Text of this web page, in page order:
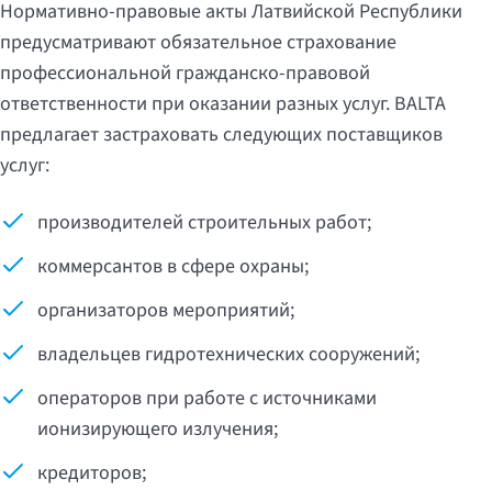
Нормативно-правовые акты Латвийской Республики
предусматривают обязательное страхование
профессиональной гражданско-правовой
ответственности при оказании разных услуг. BALTA
предлагает застраховать следующих поставщиков
услуг:
производителей строительных работ;
коммерсантов в сфере охраны;
организаторов мероприятий;
владельцев гидротехнических сооружений;
операторов при работе с источниками
ионизирующего излучения;
кредиторов;